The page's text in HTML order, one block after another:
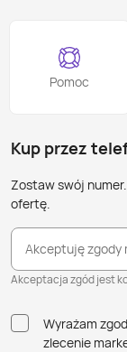
Pomoc
Kup przez
Zostaw swój
ofertę.
Akceptuję zgody
Akceptacja zgód jest
Wyrażam
zlecenie